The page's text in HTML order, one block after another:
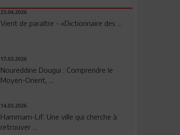
23.04.2026
Vient de paraître - «Dictionnaire des ...
17.03.2026
Noureddine Dougui : Comprendre le
Moyen-Orient, ...
14.03.2026
Hammam-Lif: Une ville qui cherche à
retrouver ...